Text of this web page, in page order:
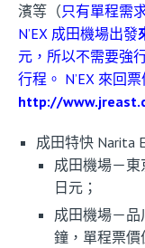
濱等（只有單程需
N’EX 成田機場出發
元，所以不需要強
行程。 N’EX 來回
http://
成田特快 Narita
成田機場－
日元；
成田機場－
鐘，單程票價